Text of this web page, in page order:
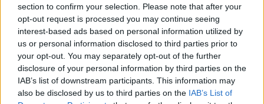
section to confirm your selection. Please note that after your
opt-out request is processed you may continue seeing
interest-based ads based on personal information utilized by
us or personal information disclosed to third parties prior to
your opt-out. You may separately opt-out of the further
disclosure of your personal information by third parties on the
IAB’s list of downstream participants. This information may
also be disclosed by us to third parties on the IAB’s List of